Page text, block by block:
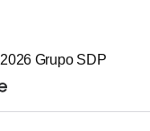
2026 Grupo SDP